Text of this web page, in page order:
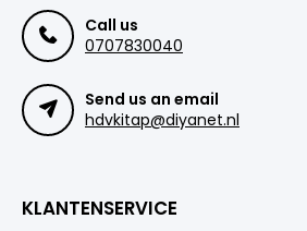
Call us
0707830040
Send us an email
hdvkitap@diyanet.nl
KLANTENSERVICE